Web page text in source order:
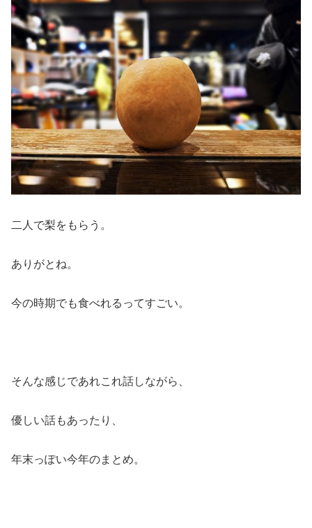
二人で梨をもらう。
ありがとね。
今の時期でも食べれるってすごい。
そんな感じであれこれ話しながら、
優しい話もあったり、
年末っぽい今年のまとめ。